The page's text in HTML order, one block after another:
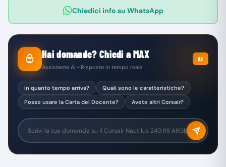
Chiedici info su WhatsApp
Hai domande? Chiedi a MAX
Assistente AI • Risposte in tempo reale
AI
In quanto tempo arriva?
Quali sono le caratteristiche?
Posso usare la Carta del Docente?
Avete altri Corsair?